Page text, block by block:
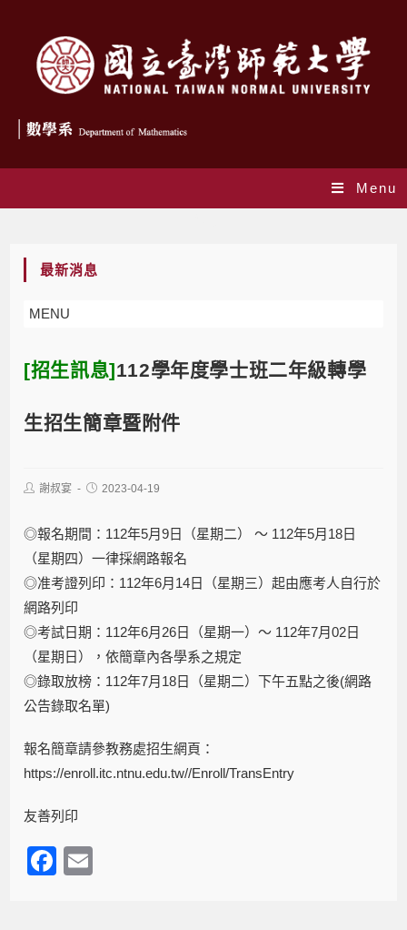
Menu
最新消息
MENU
[招生訊息]112學年度學士班二年級轉學
生招生簡章暨附件
謝叔宴 2023-04-19
◎報名期間：112年5月9日（星期二） ～ 112年5月18日
（星期四）一律採網路報名
◎准考證列印：112年6月14日（星期三）起由應考人自行於
網路列印
◎考試日期：112年6月26日（星期一）～ 112年7月02日
（星期日），依簡章內各學系之規定
◎錄取放榜：112年7月18日（星期二）下午五點之後(網路
公告錄取名單)
報名簡章請參教務處招生網頁：
https://enroll.itc.ntnu.edu.tw//Enroll/TransEntry
友善列印
F